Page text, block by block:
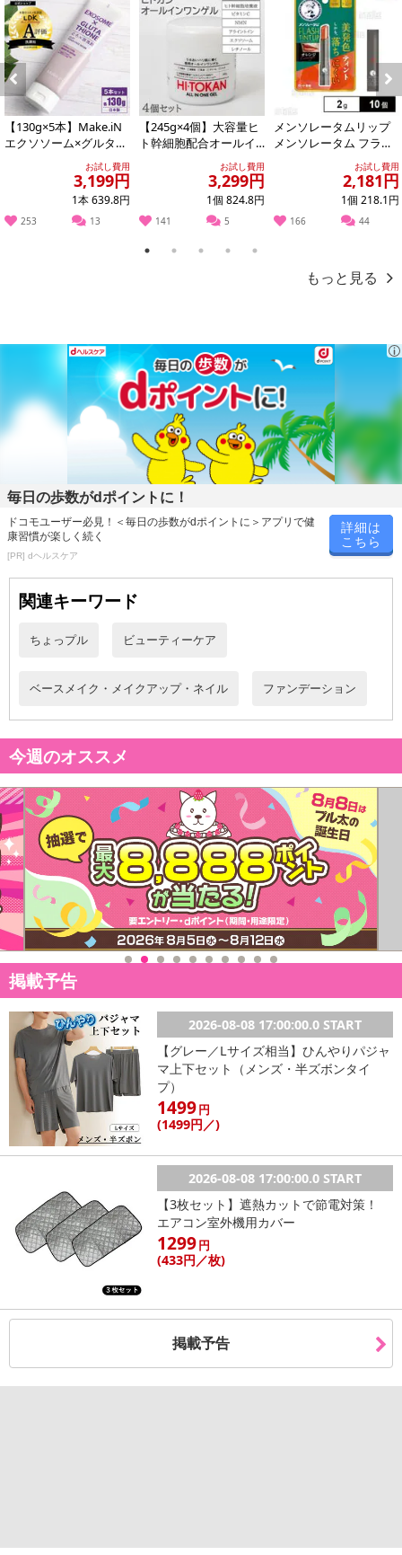
前述のような環境で保管すると、容器から中身がもれ出たり、分離するおそれがあります。
乳幼児の手が届かないところに保管してください。開封後はお早めにご使用ください。
注意事項
お申込みの際は 「商品情報」に記載されている「注意事項」を
必ずご確認ください。
※お申込み後のキャンセルはお受けできません。
にご納得いただきましたうえでお申し込みください。
の掲載画像や画像内のバーコードなど、お届け商品と多少異なる場
合がございます。
また、[新たな加工食品の原料原産地表示制度]の経過措置期間の終
了により、商品詳細内に記載の原産国・原材料の表記が旧表記の場
合がございます。
あらかじめご了承いただいた上でお申込みください。なお、本理由
によるお申込み後のキャンセル・返品交換は対応いたしかねます。
【お支払いについて】
※送料はお試し費用に含まれております。
※お支払い方法は、電話料金合算払い、クレジットカード、dポイン
トの利用となります。
【発送・お届け・商品について】
※お申込み頂きました商品の同梱、お届けの日時指定はいたしかね
ます。
※会員様のご都合でお受取りいただけない場合、商品の再発送や返
金はいたしかねます。
また、お届け日時のご指定は、お受けできません。宅配業者からの
不在票にてご対応ください。
※発送予定日は前後する場合がございます。また商品によって発送
※dショッピングサンプル百貨店よりお届けする商品は、ご利用いた
だいた後のご感想をいただくことを目的としており、転売等は固く
禁じます。
転売等、目的以外での利用が確認された場合は、サービス利用を停
止させていただきます。
Previous
【130g×5本】Make.iN
エクソソーム×グルタチ
オン どろ×泡洗顔お試し費用
3,199円
1本 639.8円
253 13
【245g×4個】大容量ヒ
ト幹細胞配合オールイ
お試し費用
3,299円
1個 824.8円
141 5
メンソレータムリップ
メンソレータム フラッ
シュティントリップ オ
お試し費用
2,181円
1個 218.1円
166 44
Next
1 2 3 4 5
もっと見る
毎日の歩数がdポイントに！
ドコモユーザー必見！＜毎日の歩数がdポイントに＞アプリで健
康習慣が楽しく続く
[PR] dヘルスケア
詳細は
こちら
関連キーワード
ちょっプル ビューティーケア
ベースメイク・メイクアップ・ネイル ファンデーション
今週のオススメ
掲載予告
2026-08-08 17:00:00.0 START
【グレー／Lサイズ相当】ひんやりパジャ
マ上下セット（メンズ・半ズボンタイ
プ）
1499円
(1499円／)
2026-08-08 17:00:00.0 START
【3枚セット】遮熱カットで節電対策！
エアコン室外機用カバー
1299円
(433円／枚)
掲載予告